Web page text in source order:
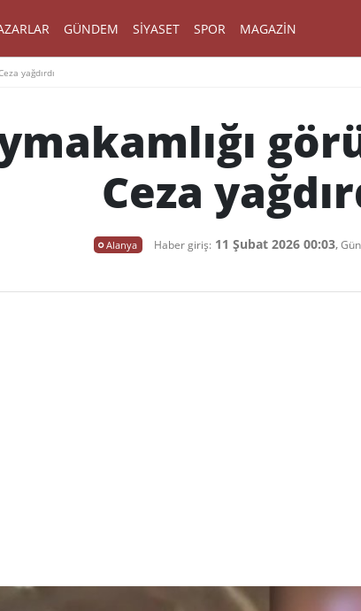
GÜNDEM SIYASET SPOR MAGAZIN
yağdırdı
Ceza
Alanya Haber giriş:11 Şubat 2026 00:03,